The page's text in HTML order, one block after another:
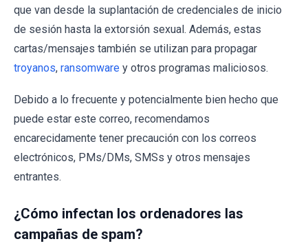
que van desde la suplantación de credenciales de inicio
de sesión hasta la extorsión sexual. Además, estas
cartas/mensajes también se utilizan para propagar
troyanos, ransomware y otros programas maliciosos.
Debido a lo frecuente y potencialmente bien hecho que
puede estar este correo, recomendamos
encarecidamente tener precaución con los correos
electrónicos, PMs/DMs, SMSs y otros mensajes
entrantes.
¿Cómo infectan los ordenadores las
campañas de spam?